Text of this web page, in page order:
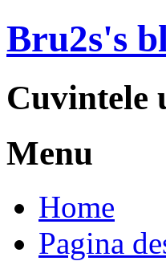
Bru2s's
Menu
to
contentHome
Pagina